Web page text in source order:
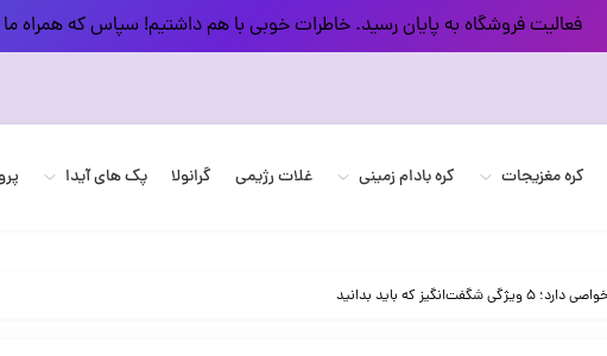
فعالیت فروشگاه به پایان رسید. خاطرات خوبی با هم داشتیم! سپاس که همراه
کره مغزیجات کره بادام زمینی غلات رژیمی گرانولا پک های آیدا
که باید بدانید